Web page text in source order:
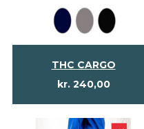
THC CARGO
kr.240,00